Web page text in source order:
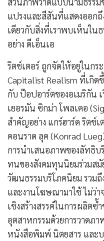
แปรงและสีสันที่แสดงออกถึ
เดียวกับสิ่งที่เราพบเห็นใน
อย่าง ดีเอ็นเอ
ริตช์เตอร์ ถูกจัดให้อยู่ในก
Capitalist Realism ที่เกิด
กับ ป๊อปอาร์ตของอเมริกัน
เยอรมัน ซิกม่า โพลเคอ
สำคัญอย่าง แกร์ฮาร์ด ริตช์
คอนราด ลุค (Konrad
การนำเสนอภาพของลัทธิบ
ทนของสังคมทุนนิยมร่วมสมั
วัฒนธรรมบริโภคนิยม รวม
และงานโฆษณามาใช้ ไม่ว่า
เชิงสร้างสรรค์ในการผลิตซ้
อุตสาหกรรมด้วยการวาดภ
หนังสือพิมพ์ นิตยสาร และ